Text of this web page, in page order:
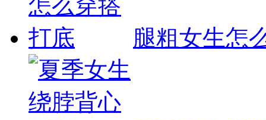
腿粗女生怎